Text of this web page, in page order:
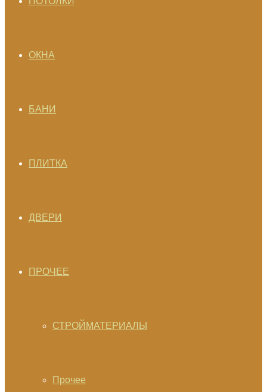
ОКНА
БАНИ
ПЛИТКА
ДВЕРИ
ПРОЧЕЕ
СТРОЙМАТЕРИАЛЫ
Прочее